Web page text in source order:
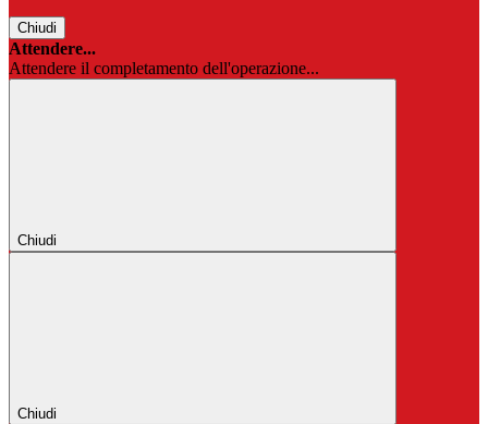
Chiudi
Attendere...
Attendere il completamento dell'operazione...
Chiudi
Chiudi